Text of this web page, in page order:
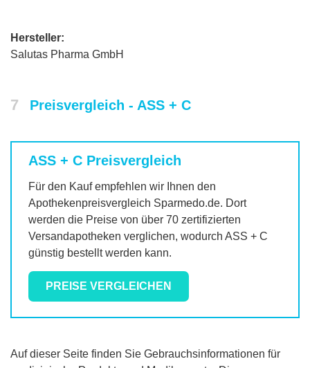
Hersteller:
Salutas Pharma GmbH
7 Preisvergleich - ASS + C
ASS + C Preisvergleich
Für den Kauf empfehlen wir Ihnen den
Apothekenpreisvergleich Sparmedo.de. Dort
werden die Preise von über 70 zertifizierten
Versandapotheken verglichen, wodurch ASS + C
günstig bestellt werden kann.
PREISE VERGLEICHEN
Auf dieser Seite finden Sie Gebrauchsinformationen für